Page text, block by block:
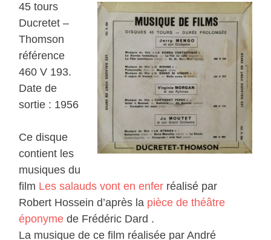
45 tours
Ducretet –
Thomson
référence
460 V 193.
Date de
sortie : 1956
Ce disque
contient les
musiques du
film Les salauds vont en enfer réalisé par
Robert Hossein d’après la pièce de théâtre
éponyme de Frédéric Dard .
La musique de ce film réalisée par André